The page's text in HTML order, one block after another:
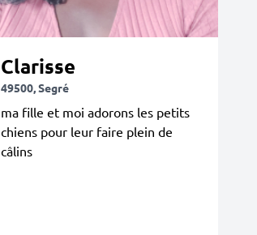
Clarisse
49500, Segré
ma fille et moi adorons les petits
chiens pour leur faire plein de
câlins